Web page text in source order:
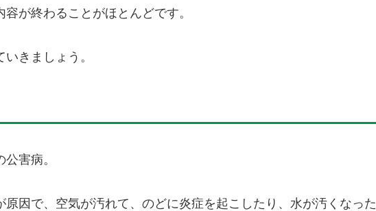
が終わることがほとんどです。
きましょう。
害病。
因で、空気が汚れて、のどに炎症を起こしたり、水が汚くなった